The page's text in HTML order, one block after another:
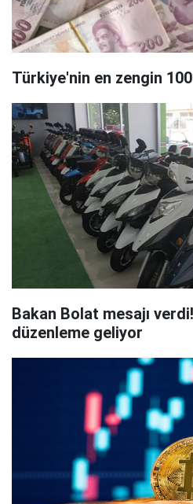
Türkiye'nin en zengin
Bakan Bolat mesajı
düzenleme geliyor